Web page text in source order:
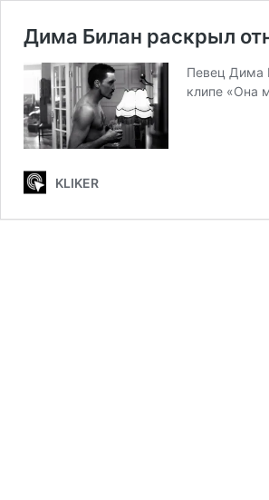
Дима Билан раскрыл
Певец Дима
клипе «Она
KLIKER